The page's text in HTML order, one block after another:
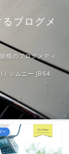
ブログメ
模のブログメディ
/ ジムニー JB64
ー